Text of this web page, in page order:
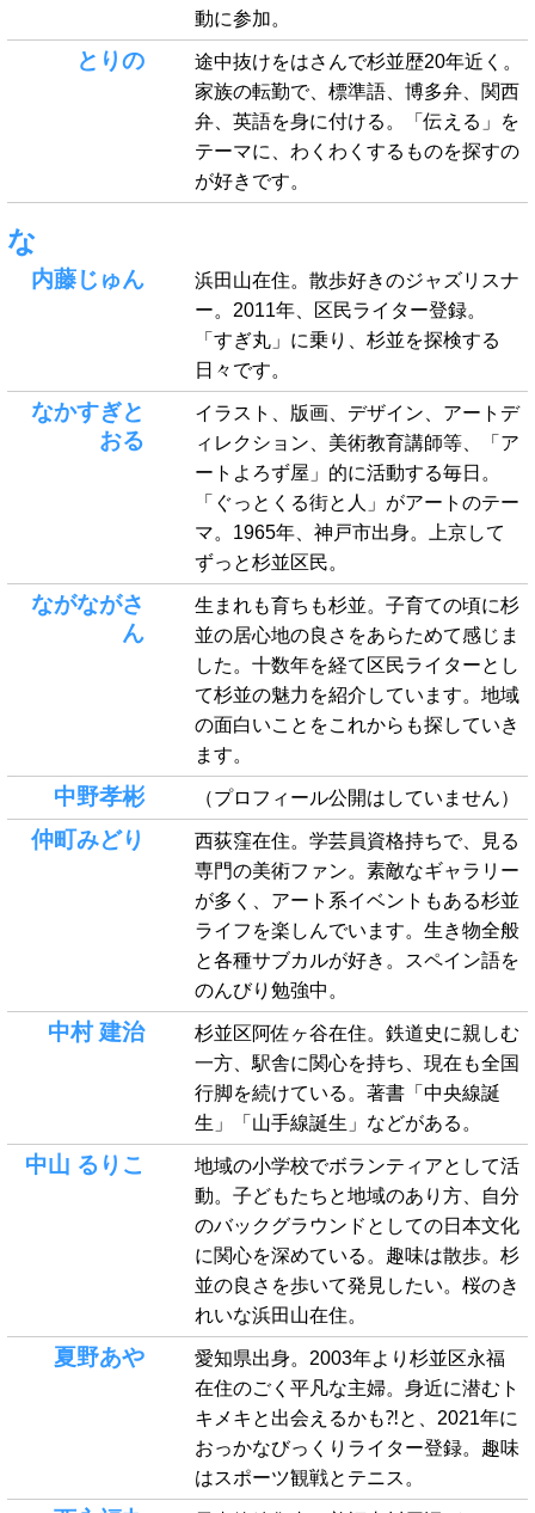
動に参加。
とりの
途中抜けをはさんで杉並歴20年近く。
家族の転勤で、標準語、博多弁、関西
弁、英語を身に付ける。「伝える」を
テーマに、わくわくするものを探すの
が好きです。
な
内藤じゅん
浜田山在住。散歩好きのジャズリスナ
ー。2011年、区民ライター登録。
「すぎ丸」に乗り、杉並を探検する
日々です。
なかすぎと
おる
イラスト、版画、デザイン、アートデ
ィレクション、美術教育講師等、「ア
ートよろず屋」的に活動する毎日。
「ぐっとくる街と人」がアートのテー
マ。1965年、神戸市出身。上京して
ずっと杉並区民。
ながながさ
ん
生まれも育ちも杉並。子育ての頃に杉
並の居心地の良さをあらためて感じま
した。十数年を経て区民ライターとし
て杉並の魅力を紹介しています。地域
の面白いことをこれからも探していき
ます。
中野孝彬 （プロフィール公開はしていません）
仲町みどり
西荻窪在住。学芸員資格持ちで、見る
専門の美術ファン。素敵なギャラリー
が多く、アート系イベントもある杉並
ライフを楽しんでいます。生き物全般
と各種サブカルが好き。スペイン語を
のんびり勉強中。
中村 建治
杉並区阿佐ヶ谷在住。鉄道史に親しむ
一方、駅舎に関心を持ち、現在も全国
行脚を続けている。著書「中央線誕
生」「山手線誕生」などがある。
中山 るりこ
地域の小学校でボランティアとして活
動。子どもたちと地域のあり方、自分
のバックグラウンドとしての日本文化
に関心を深めている。趣味は散歩。杉
並の良さを歩いて発見したい。桜のき
れいな浜田山在住。
夏野あや
愛知県出身。2003年より杉並区永福
在住のごく平凡な主婦。身近に潜むト
キメキと出会えるかも⁈と、2021年に
おっかなびっくりライター登録。趣味
はスポーツ観戦とテニス。